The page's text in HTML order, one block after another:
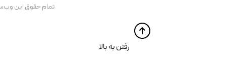
تمام حقوق اين
​​رفتن به بالا